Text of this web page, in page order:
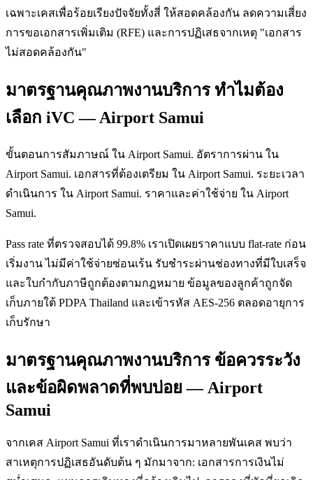
เฉพาะเคสเพื่อร้อยเรียงปัจจัยทั้งสี่ ให้สอดคล้องกัน ลดความเสี่ยง
การขอเอกสารเพิ่มเติม (RFE) และการปฏิเสธจากเหตุ "เอกสาร
ไม่สอดคล้องกัน"
มาตรฐานคุณภาพงานบริการ ทำไมต้อง
เลือก iVC — Airport Samui
ขั้นตอนการสัมภาษณ์ ใน Airport Samui. อัตราการผ่าน ใน
Airport Samui. เอกสารที่ต้องเตรียม ใน Airport Samui. ระยะเวลา
ดำเนินการ ใน Airport Samui. ราคาและค่าใช้จ่าย ใน Airport
Samui.
Pass rate ที่ตรวจสอบได้ 99.8% เราเปิดเผยราคาแบบ flat-rate ก่อน
เริ่มงาน ไม่มีค่าใช้จ่ายซ่อนเร้น รับชำระผ่านช่องทางที่มีใบเสร็จ
และใบกำกับภาษีถูกต้องตามกฎหมาย ข้อมูลของลูกค้าถูกจัด
เก็บภายใต้ PDPA Thailand และเข้ารหัส AES-256 ตลอดอายุการ
เก็บรักษา
มาตรฐานคุณภาพงานบริการ ข้อควรระวัง
และข้อผิดพลาดที่พบบ่อย — Airport
Samui
จากเคส Airport Samui ที่เราดำเนินการมาหลายพันเคส พบว่า
สาเหตุการปฏิเสธอันดับต้น ๆ มักมาจาก: เอกสารการเงินไม่